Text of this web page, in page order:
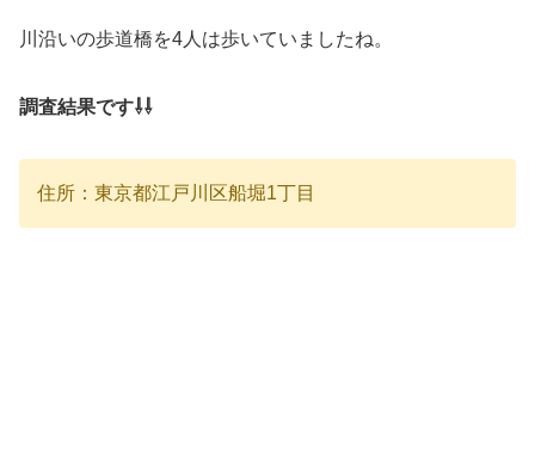
川沿いの歩道橋を4人は歩いていましたね。
調査結果です⇩⇩
住所：東京都江戸川区船堀1丁目